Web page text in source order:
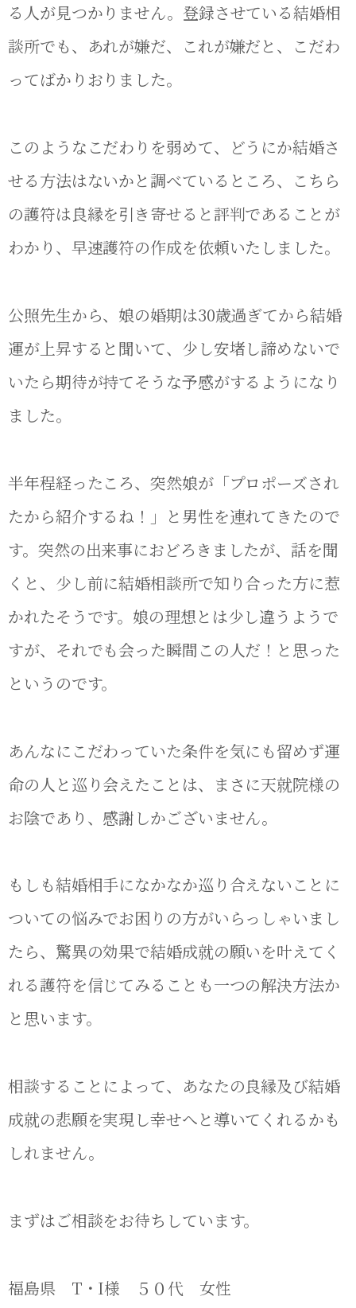
る人が見つかりません。登録させている結婚相
談所でも、あれが嫌だ、これが嫌だと、こだわ
ってばかりおりました。
このようなこだわりを弱めて、どうにか結婚さ
せる方法はないかと調べているところ、こちら
の護符は良縁を引き寄せると評判であることが
わかり、早速護符の作成を依頼いたしました。
公照先生から、娘の婚期は30歳過ぎてから結婚
運が上昇すると聞いて、少し安堵し諦めないで
いたら期待が持てそうな予感がするようになり
ました。
半年程経ったころ、突然娘が「プロポーズされ
たから紹介するね！」と男性を連れてきたので
す。突然の出来事におどろきましたが、話を聞
くと、少し前に結婚相談所で知り合った方に惹
かれたそうです。娘の理想とは少し違うようで
すが、それでも会った瞬間この人だ！と思った
というのです。
あんなにこだわっていた条件を気にも留めず運
命の人と巡り会えたことは、まさに天就院様の
お陰であり、感謝しかございません。
もしも結婚相手になかなか巡り合えないことに
ついての悩みでお困りの方がいらっしゃいまし
たら、驚異の効果で結婚成就の願いを叶えてく
れる護符を信じてみることも一つの解決方法か
と思います。
相談することによって、あなたの良縁及び結婚
成就の悲願を実現し幸せへと導いてくれるかも
しれません。
まずはご相談をお待ちしています。
福島県 T・I様 ５０代 女性